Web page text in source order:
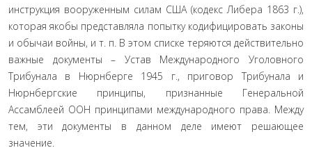
инструкция вооруженным силам США (кодекс Либера 1863 г.),
которая якобы представляла попытку кодифицировать законы
и обычаи войны, и т. п. В этом списке теряются действительно
важные документы – Устав Международного Уголовного
Трибунала в Нюрнберге 1945 г., приговор Трибунала и
Нюрнбергские принципы, признанные Генеральной
Ассамблеей ООН принципами международного права. Между
тем, эти документы в данном деле имеют решающее
значение.